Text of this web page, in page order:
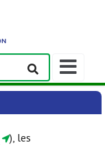
Afficher/
la
barre
navigation
), les